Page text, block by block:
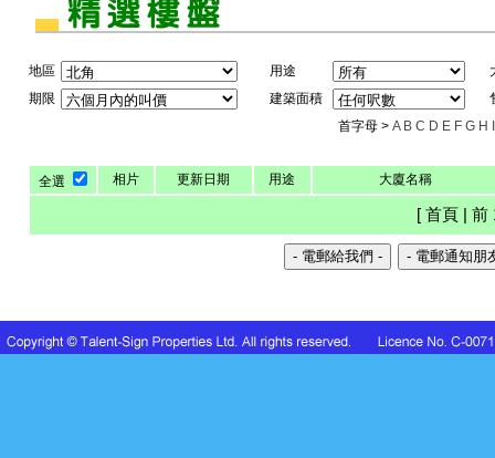
地區 用途
期限
建築面積
首字母 > A B C D E F G H
全選 相片 更新日期 用途 大廈名稱
[ 首頁 | 前